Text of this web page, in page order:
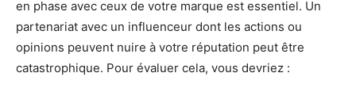
en phase avec ceux de votre marque est essentiel. Un
partenariat avec un influenceur dont les actions ou
opinions peuvent nuire à votre réputation peut être
catastrophique. Pour évaluer cela, vous devriez :